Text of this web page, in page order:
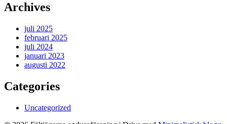
Archives
juli 2025
februari 2025
juli 2024
januari 2023
augusti 2022
Categories
Uncategorized